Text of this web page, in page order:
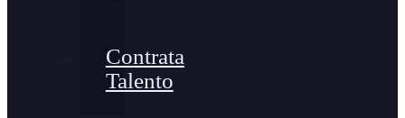
Contrata
Talento